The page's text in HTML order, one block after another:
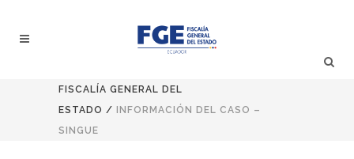
FISCALÍA GENERAL DEL
ESTADO /
INFORMACIÓN DEL CASO –
SINGUE